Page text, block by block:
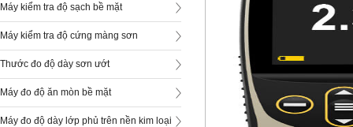
Máy kiểm tra độ sạch bề mặt
Máy kiểm tra độ cứng màng sơn
Thước đo độ dày sơn ướt
Máy đo độ ăn mòn bề mặt
Máy đo độ dày lớp phủ trên nền kim loại